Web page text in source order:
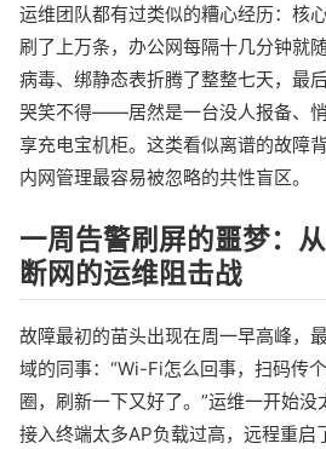
运维团队都有过类似的糟心经历：核
刷了上万条，办公网每隔十几分钟就
病毒、绑静态表折腾了整整七天，最
哭笑不得——居然是一台没人报备、
享充电宝机柜。这类看似离谱的故障
内网管理最容易被忽略的共性盲区。
一周告警刷屏的噩梦：
断网的运维阻击战
故障最初的苗头出现在周一早高峰，
域的同事：“Wi-Fi怎么回事，扫码传
圈，刷新一下又好了。”运维一开始
接入终端太多AP负载过高，远程重启